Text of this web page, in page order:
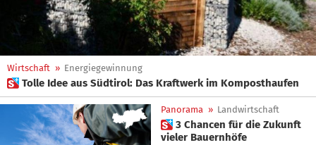
Wirtschaft » Energiegewinnung
 Tolle Idee aus Südtirol: Das Kraftwerk im Komposthaufen
Panorama » Landwirtschaft
 3 Chancen für die Zukunft
vieler Bauernhöfe